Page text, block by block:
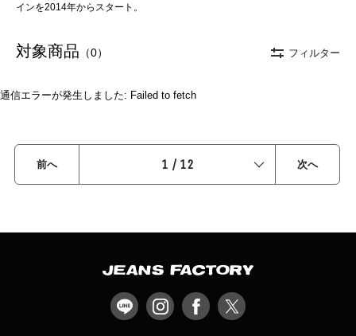
インを2014年からスタート。
対象商品 （0） フィルター
通信エラーが発生しました: Failed to fetch
前へ 1 / 12 次へ